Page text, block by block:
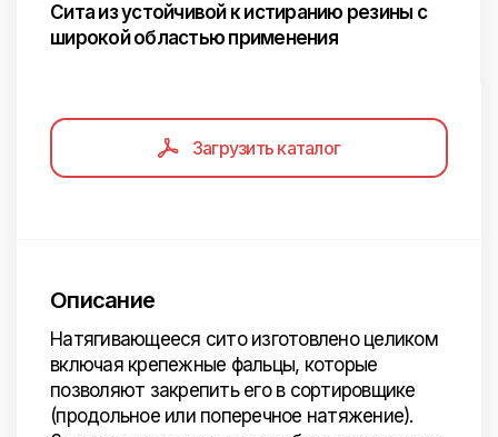
Сита из устойчивой к истиранию резины с
широкой областью применения
Загрузить каталог
Описание
Натягивающееся сито изготовлено целиком
включая крепежные фальцы, которые
позволяют закрепить его в сортировщике
(продольное или поперечное натяжение).